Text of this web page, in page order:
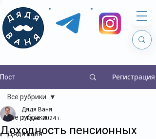
Пост Регистрация
Все рубрики
Дядя Ваня
Все рубрики
Доходность пенсионных
Дядя Ваня
24 дек. 2024 г.